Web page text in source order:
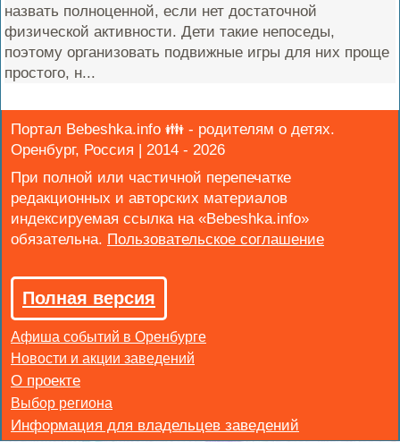
назвать полноценной, если нет достаточной
физической активности. Дети такие непоседы,
поэтому организовать подвижные игры для них проще
простого, н...
Портал Bebeshka.info 👪 - родителям о детях.
Оренбург, Россия | 2014 - 2026
При полной или частичной перепечатке
редакционных и авторских материалов
индексируемая ссылка на «Bebeshka.info»
обязательна.
Полная версия
Афиша событий в Оренбурге
Новости и акции заведений
Выбор региона